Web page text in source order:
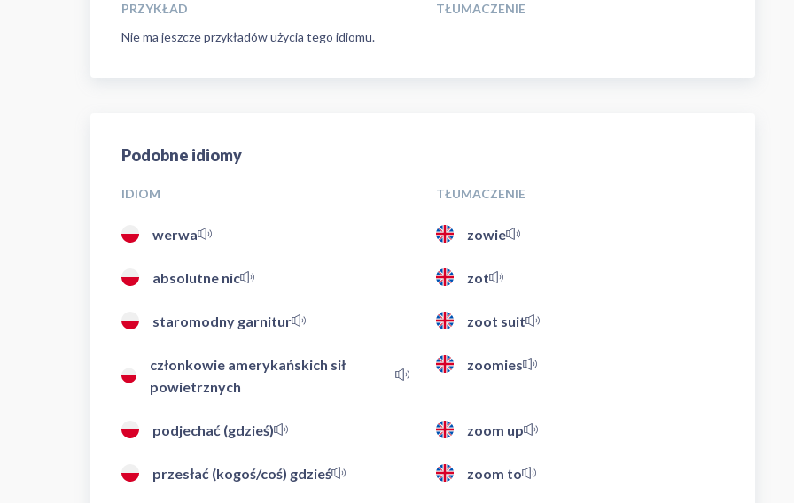
PRZYKŁAD
TŁUMACZENIE
Nie ma jeszcze przykładów użycia tego idiomu.
Podobne idiomy
IDIOM TŁUMACZENIE
werwa zowie
absolutne nic zot
staromodny garnitur zoot suit
członkowie amerykańskich sił
powietrznych
zoomies
podjechać (gdzieś) zoom up
przesłać (kogoś/coś) gdzieś zoom to